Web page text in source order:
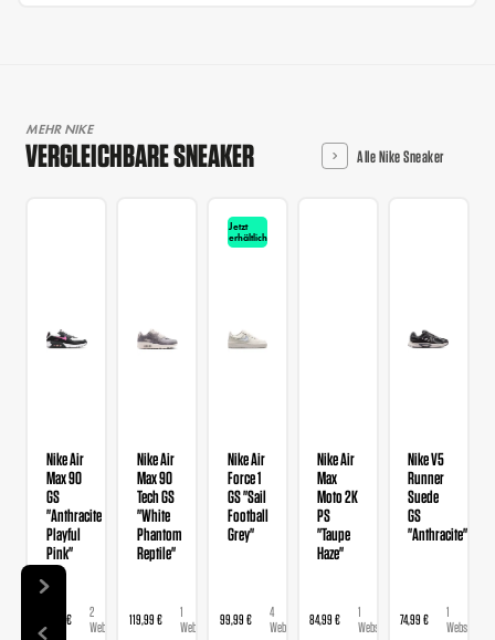
MEHR NIKE
VERGLEICHBARE SNEAKER Alle Nike Sneaker
Nike Air
Max 90
GS
"Anthracite
Playful
Pink"
119,99 €
2
Webshops
Nike Air
Max 90
Tech GS
"White
Phantom
Reptile"
119,99 €
1
Webshop
Jetzt
erhältlich
Nike Air
Force 1
GS "Sail
Football
Grey"
99,99 €
4
Webshops
Nike Air
Max
Moto 2K
PS
"Taupe
Haze"
84,99 €
1
Webshop
Nike V5
Runner
Suede
GS
"Anthracite"
74,99 €
1
Webshop